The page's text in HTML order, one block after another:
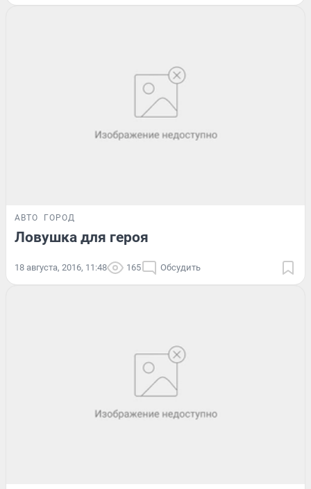
АВТО ГОРОД
Ловушка для героя
18 августа, 2016, 11:48 165 Обсудить